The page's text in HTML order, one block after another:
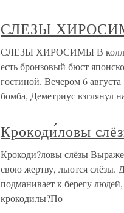
СЛЕЗЫ
СЛЕЗЫ ХИРОСИМЫ В
есть бронзовый бюст
гостиной. Вечером 6
бомба, Деметриус взглянул
Крокоди́ловы
Крокоди?ловы слёзы
свою жертву, льются слёзы.
подманивает к берегу
крокодилы?По